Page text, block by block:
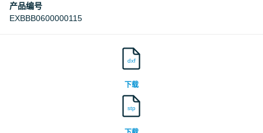
产品编号
EXBBB0600000115
dxf
下载
stp